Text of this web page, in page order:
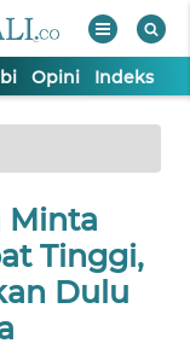
Opini Indeks
Minta
Tinggi,
Dulu